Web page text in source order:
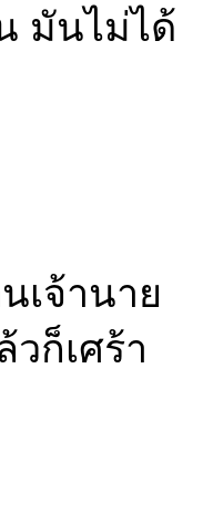
มันไม่ได้
เจ้านาย
ก็เศร้า